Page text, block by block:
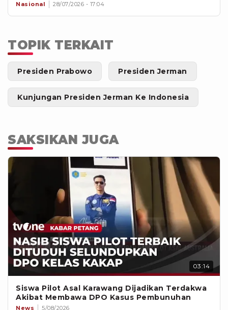
Nasional 28/07/2026 - 17:04
TOPIK TERKAIT
Presiden Prabowo Presiden Jerman
Kunjungan Presiden Jerman Ke Indonesia
SAKSIKAN JUGA
03:14
Siswa Pilot Asal Karawang Dijadikan Terdakwa
Akibat Membawa DPO Kasus Pembunuhan
News 5/08/2026